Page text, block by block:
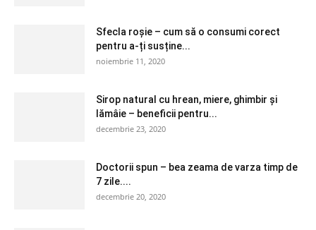
Sfecla roșie – cum să o consumi corect
pentru a-ți susține...
noiembrie 11, 2020
Sirop natural cu hrean, miere, ghimbir și
lămâie – beneficii pentru...
decembrie 23, 2020
Doctorii spun – bea zeama de varza timp de
7 zile....
decembrie 20, 2020